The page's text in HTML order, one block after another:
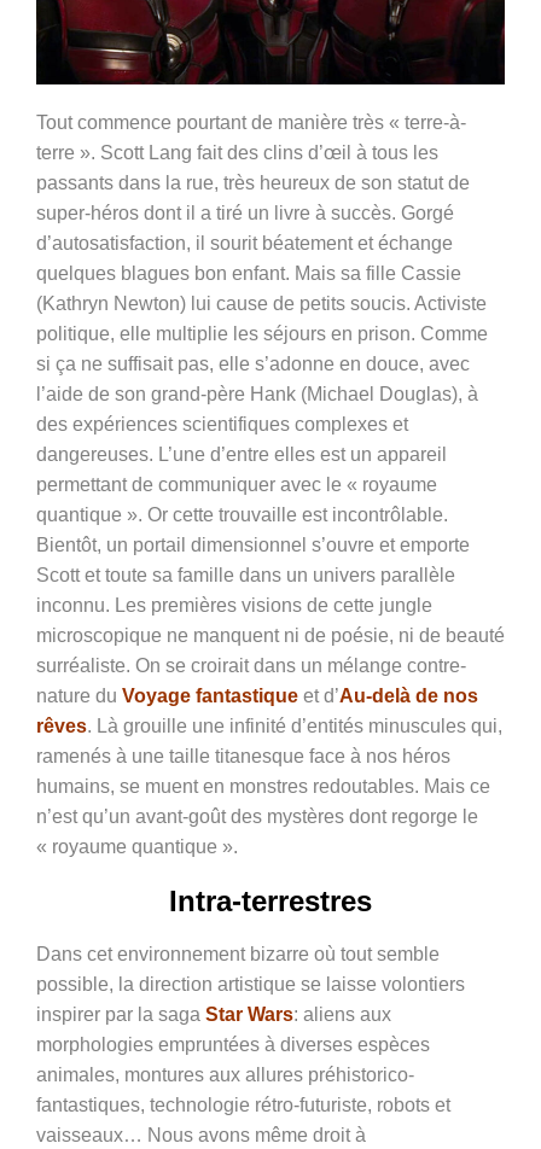
Tout commence pourtant de manière très « terre-à-
terre ». Scott Lang fait des clins d’œil à tous les
passants dans la rue, très heureux de son statut de
super-héros dont il a tiré un livre à succès. Gorgé
d’autosatisfaction, il sourit béatement et échange
quelques blagues bon enfant. Mais sa fille Cassie
(Kathryn Newton) lui cause de petits soucis. Activiste
politique, elle multiplie les séjours en prison. Comme
si ça ne suffisait pas, elle s’adonne en douce, avec
l’aide de son grand-père Hank (Michael Douglas), à
des expériences scientifiques complexes et
dangereuses. L’une d’entre elles est un appareil
permettant de communiquer avec le « royaume
quantique ». Or cette trouvaille est incontrôlable.
Bientôt, un portail dimensionnel s’ouvre et emporte
Scott et toute sa famille dans un univers parallèle
inconnu. Les premières visions de cette jungle
microscopique ne manquent ni de poésie, ni de beauté
surréaliste. On se croirait dans un mélange contre-
nature du Voyage fantastique et d’Au-delà de nos
rêves. Là grouille une infinité d’entités minuscules qui,
ramenés à une taille titanesque face à nos héros
humains, se muent en monstres redoutables. Mais ce
n’est qu’un avant-goût des mystères dont regorge le
« royaume quantique ».
Intra-terrestres
Dans cet environnement bizarre où tout semble
possible, la direction artistique se laisse volontiers
inspirer par la saga Star Wars: aliens aux
morphologies empruntées à diverses espèces
animales, montures aux allures préhistorico-
fantastiques, technologie rétro-futuriste, robots et
vaisseaux… Nous avons même droit à